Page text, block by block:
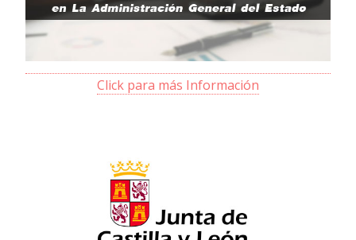
Click para más Información